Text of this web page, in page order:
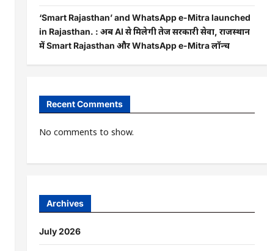
‘Smart Rajasthan’ and WhatsApp e-Mitra launched
in Rajasthan. : अब AI से मिलेगी तेज सरकारी सेवा, राजस्थान
में Smart Rajasthan और WhatsApp e-Mitra लॉन्च
Recent Comments
No comments to show.
Archives
July 2026